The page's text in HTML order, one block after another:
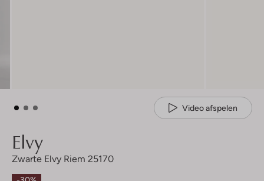
Video afspelen
Elvy
Zwarte Elvy Riem 25170